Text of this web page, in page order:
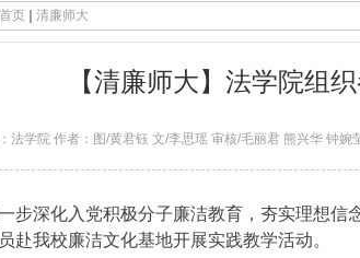
首页 清廉师大
【清廉师大】法学院组
法学院 作者：图/黄君钰 文/李思瑶 审核/毛丽君 熊兴华 钟婉
步深化入党积极分子廉洁教育，夯实理想信
赴我校廉洁文化基地开展实践教学活动。